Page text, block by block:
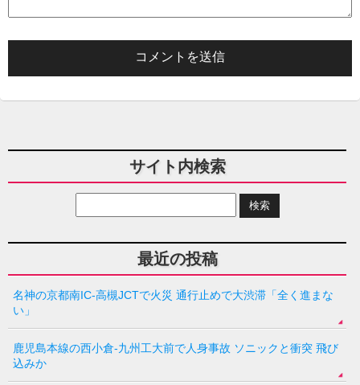
サイト内検索
最近の投稿
名神の京都南IC-高槻JCTで火災 通行止めで大渋滞「全く進まな
い」
鹿児島本線の西小倉-九州工大前で人身事故 ソニックと衝突 飛び
込みか